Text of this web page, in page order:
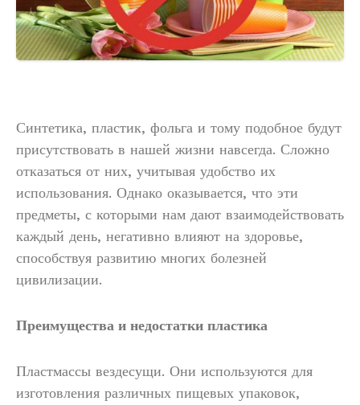
Синтетика, пластик, фольга и тому подобное будут
присутствовать в нашей жизни навсегда. Сложно
отказаться от них, учитывая удобство их
использования. Однако оказывается, что эти
предметы, с которыми нам дают взаимодействовать
каждый день, негативно влияют на здоровье,
способствуя развитию многих болезней
цивилизации.
Преимущества и недостатки пластика
Пластмассы вездесущи. Они используются для
изготовления различных пищевых упаковок,